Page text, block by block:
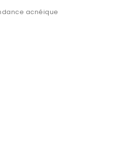
acnéique